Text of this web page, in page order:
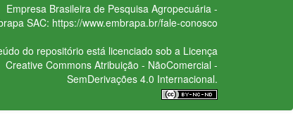
Empresa Brasileira de Pesquisa Agropecuária -
SAC: https://www.embrapa.br/fale-conosco
do repositório está licenciado sob a Licença
Creative CommonsAtribuição - NãoComercial -
SemDerivações 4.0 Internacional.